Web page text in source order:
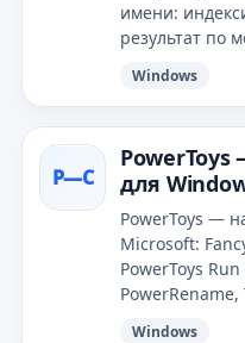
имени:
результат по
Windows
P—С
PowerToys
для
PowerToys —
Microsoft:
PowerToys
PowerRename,
Windows